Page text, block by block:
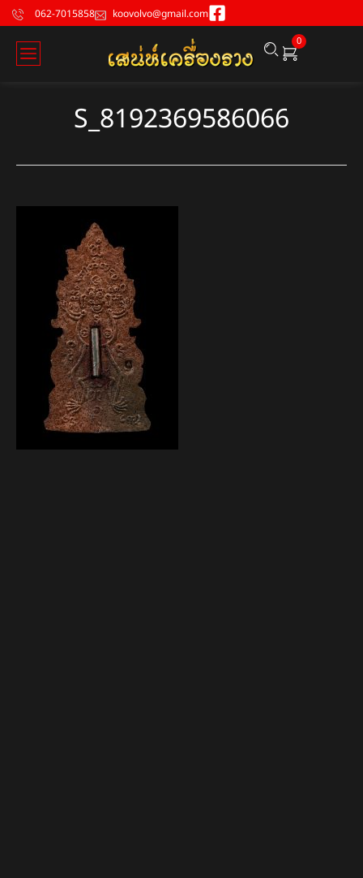
062-7015858 koovolvo@gmail.com
0
S_8192369586066